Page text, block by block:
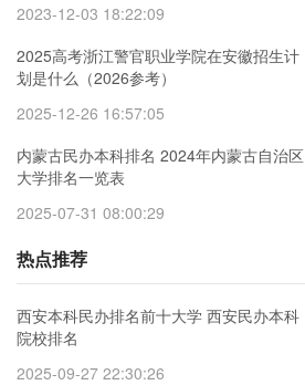
2023-12-03 18:22:09
2025高考浙江警官职业学院在安徽招生计
划是什么（2026参考）
2025-12-26 16:57:05
内蒙古民办本科排名 2024年内蒙古自治区
大学排名一览表
2025-07-31 08:00:29
热点推荐
西安本科民办排名前十大学 西安民办本科
院校排名
2025-09-27 22:30:26